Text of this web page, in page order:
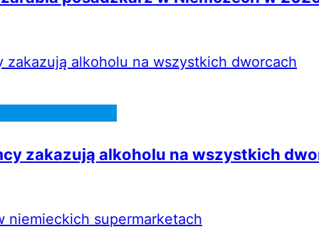
zakazują alkoholu na wszystkich